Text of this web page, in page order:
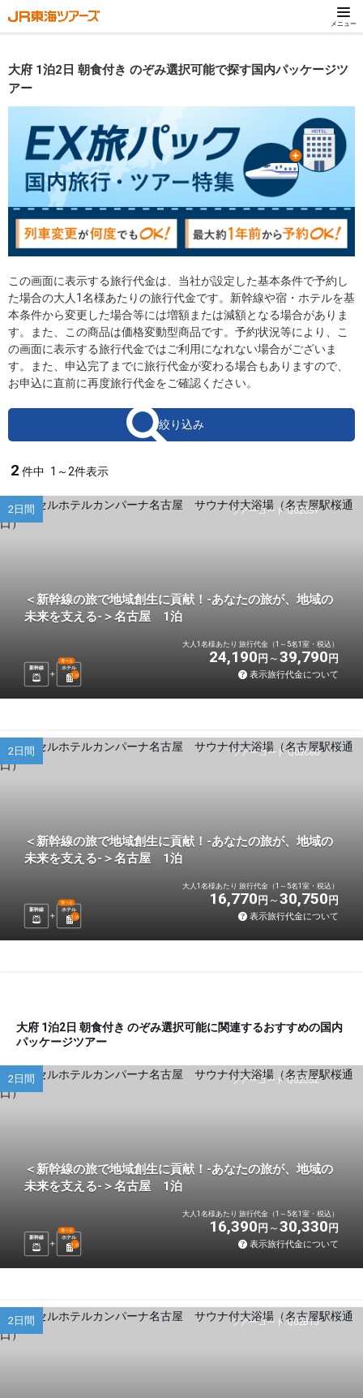
メニュー
大府 1泊2日 朝食付き のぞみ選択可能で探す国内パッケージツ
アー
この画面に表示する旅行代金は、当社が設定した基本条件で予約し
た場合の大人1名様あたりの旅行代金です。新幹線や宿・ホテルを基
本条件から変更した場合等には増額または減額となる場合がありま
す。また、この商品は価格変動型商品です。予約状況等により、こ
の画面に表示する旅行代金ではご利用になれない場合がございま
す。また、申込完了までに旅行代金が変わる場合もありますので、
お申込に直前に再度旅行代金をご確認ください。
絞り込み
2 件中 1～2件表示
ツアーコード Q02C5Y
2日間
＜新幹線の旅で地域創生に貢献！-あなたの旅が、地域の
未来を支える-＞名古屋 1泊
新幹線 ホテル
選べる
1 泊
大人1名様あたり 旅行代金（1～5名1室・税込）
24,190 円 39,790 円
表示旅行代金について
ツアーコード Q02C60
2日間
＜新幹線の旅で地域創生に貢献！-あなたの旅が、地域の
未来を支える-＞名古屋 1泊
新幹線 ホテル
選べる
1 泊
大人1名様あたり 旅行代金（1～5名1室・税込）
16,770 円 30,750 円
表示旅行代金について
大府 1泊2日 朝食付き のぞみ選択可能に関連するおすすめの国内
パッケージツアー
ツアーコード Q02C5Z
2日間
＜新幹線の旅で地域創生に貢献！-あなたの旅が、地域の
未来を支える-＞名古屋 1泊
新幹線 ホテル
選べる
1 泊
大人1名様あたり 旅行代金（1～5名1室・税込）
16,390 円 30,330 円
表示旅行代金について
ツアーコード Q02B1J
2日間